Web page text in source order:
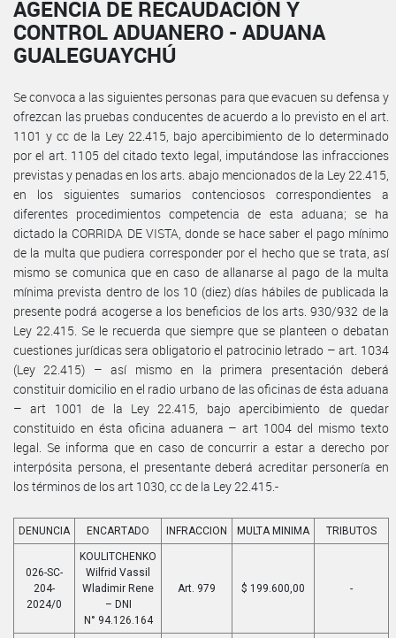
AGENCIA DE RECAUDACIÓN Y
CONTROL ADUANERO - ADUANA
GUALEGUAYCHÚ
Se convoca a las siguientes personas para que evacuen su defensa y
ofrezcan las pruebas conducentes de acuerdo a lo previsto en el art.
1101 y cc de la Ley 22.415, bajo apercibimiento de lo determinado
por el art. 1105 del citado texto legal, imputándose las infracciones
previstas y penadas en los arts. abajo mencionados de la Ley 22.415,
en los siguientes sumarios contenciosos correspondientes a
diferentes procedimientos competencia de esta aduana; se ha
dictado la CORRIDA DE VISTA, donde se hace saber el pago mínimo
de la multa que pudiera corresponder por el hecho que se trata, así
mismo se comunica que en caso de allanarse al pago de la multa
mínima prevista dentro de los 10 (diez) días hábiles de publicada la
presente podrá acogerse a los beneficios de los arts. 930/932 de la
Ley 22.415. Se le recuerda que siempre que se planteen o debatan
cuestiones jurídicas sera obligatorio el patrocinio letrado – art. 1034
(Ley 22.415) – así mismo en la primera presentación deberá
constituir domicilio en el radio urbano de las oficinas de ésta aduana
– art 1001 de la Ley 22.415, bajo apercibimiento de quedar
constituido en ésta oficina aduanera – art 1004 del mismo texto
legal. Se informa que en caso de concurrir a estar a derecho por
interpósita persona, el presentante deberá acreditar personería en
los términos de los art 1030, cc de la Ley 22.415.-
DENUNCIA ENCARTADO INFRACCION MULTA MINIMA TRIBUTOS
026-SC-
204-
2024/0
KOULITCHENKO
Wilfrid Vassil
Wladimir Rene
– DNI
N° 94.126.164
Art. 979 $ 199.600,00 -